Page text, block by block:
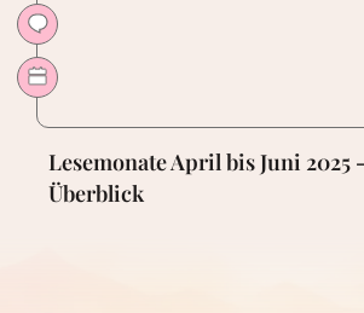
Lesemonate April bis Juni 2025
Überblick